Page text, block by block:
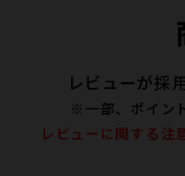
レビューが採
※一部、ポイン
レビューに関する注